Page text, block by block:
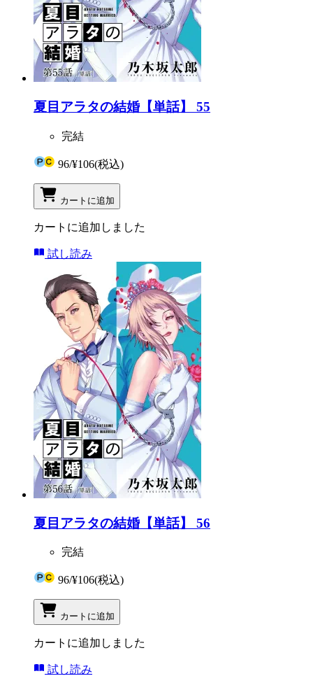
夏目アラタの結婚【単話】 55
完結
96/¥106(税込)
カートに追加
カートに追加しました
試し読み
夏目アラタの結婚【単話】 56
完結
96/¥106(税込)
カートに追加
カートに追加しました
試し読み